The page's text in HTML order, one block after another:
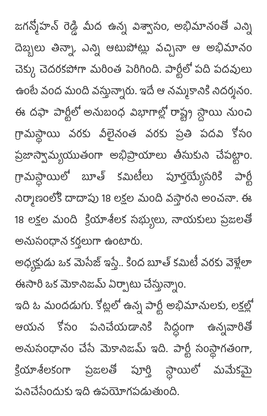
జగన్మోహన్ రెడ్డి మీద ఉన్న విశ్వాసం, అభిమానంతో ఎన్ని
దెబ్బలు తిన్నా, ఎన్ని ఆటుపోట్లు వచ్చినా ఆ అభిమానం
చెక్కు చెదరకపోగా మరింత పెరిగింది. పార్టీలో పది పదవులు
ఉంటే వంద మంది వస్తున్నారు. ఇదే ఆ నమ్మకానికి నిదర్శనం.
ఈ దఫా పార్టీలో అనుబంధ విభాగాల్లో రాష్ట్ర స్దాయి నుంచి
గ్రామస్థాయి వరకు వీలైనంత వరకు ప్రతి పదవి కోసం
ప్రజాస్వామ్యయుతంగా అభిప్రాయాలు తీసుకుని చేపట్టాం.
గ్రామస్ధాయిలో బూత్ కమిటీలు పూర్తయ్యేసరికి పార్టీ
నిర్మాణంలోకి దాదాపు 18 లక్షల మంది వస్తారని అంచనా. ఈ
18 లక్షల మంది క్రియాశీలక సభ్యులు, నాయకులు ప్రజలతో
అనుసంధాన కర్తలుగా ఉంటారు.
అధ్యక్షుడు ఒక మెసేజ్ ఇస్తే.. కింద బూత్ కమిటీ వరకు వెళ్లేలా
ఈసారి ఒక మెకానిజమ్ ఏర్పాటు చేస్తున్నాం.
ఇది ఓ మందడుగు. కోట్లలో ఉన్న పార్టీ అభిమానులకు, లక్షల్లో
ఆయన కోసం పనిచేయడానికి సిద్ధంగా ఉన్నవారితో
అనుసంధానం చేసే మెకానిజమ్ ఇది. పార్టీ సంస్థాగతంగా,
క్రియాశీలకంగా ప్రజలతో పూర్తి స్ధాయిలో మమేకమై
పనిచేసేందుకు ఇది ఉపయోగపడుతుంది.